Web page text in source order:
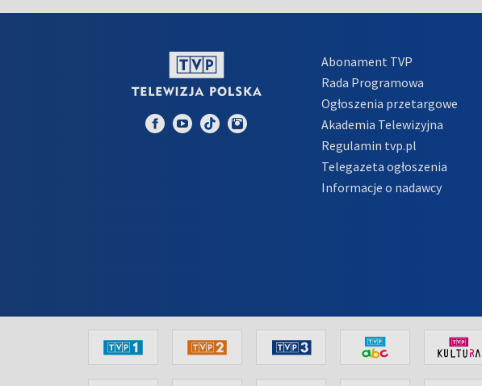
Abonament TVP
Rada Programowa
Ogłoszenia przetargowe
Akademia Telewizyjna
Regulamin tvp.pl
Telegazeta ogłoszenia
Informacje o nadawcy